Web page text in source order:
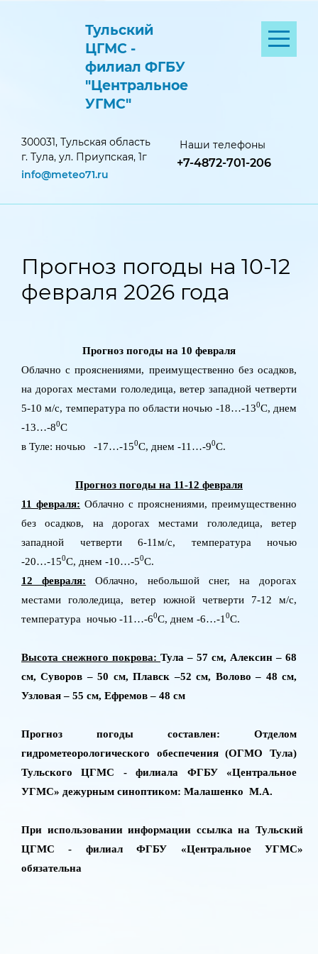
Тульский
ЦГМС -
филиал ФГБУ
"Центральное
УГМС"
300031, Тульская область
г. Тула, ул. Приупская, 1г
info@meteo71.ru
Наши телефоны
+7-4872-701-206
Прогноз погоды на 10-12
февраля 2026 года
Прогноз погоды на 10 февраля
Облачно с прояснениями, преимущественно без осадков,
на дорогах местами гололедица, ветер западной четверти
5-10 м/с, температура по области ночью -18…-130C, днем
-13…-80C
в Туле: ночью -17…-150C, днем -11…-90C.
Прогноз погоды на 11-12 февраля
11 февраля: Облачно с прояснениями, преимущественно
без осадков, на дорогах местами гололедица, ветер
западной четверти 6-11м/с, температура ночью
-20…-150C, днем -10…-50C.
12 февраля:
Облачно, небольшой снег, на дорогах
местами гололедица, ветер южной четверти 7-12 м/с,
температура ночью -11…-60C, днем -6…-1 0C.
Высота снежного покрова: Тула – 57 см, Алексин – 68
см, Суворов – 50 см, Плавск –52 см, Волово – 48 см,
Узловая – 55 см, Ефремов – 48 см
Прогноз погоды составлен: Отделом
гидрометеорологического обеспечения (ОГМО Тула)
Тульского ЦГМС - филиала ФГБУ «Центральное
УГМС» дежурным синоптиком: Малашенко М.А.
При использовании информации ссылка на Тульский
ЦГМС - филиал ФГБУ «Центральное УГМС»
обязательна